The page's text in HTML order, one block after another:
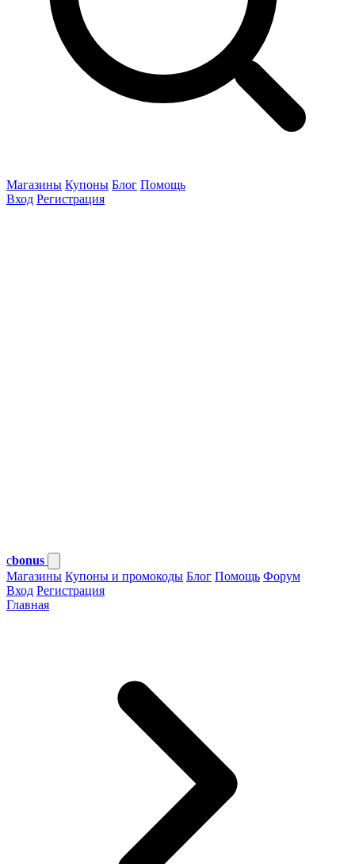
Магазины Купоны Блог Помощь
Вход Регистрация
cbonus
Магазины Купоны и промокоды Блог Помощь Форум
Вход Регистрация
Главная